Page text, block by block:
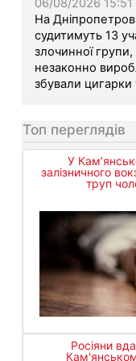
На
судитимуть 13
злочинної групи,
незаконно
збували цигарки
Топ переглядів
У
залізничного
труп
Росіяни